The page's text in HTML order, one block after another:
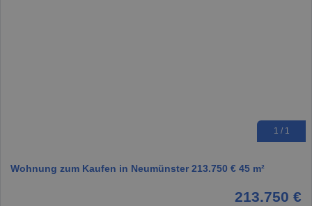
1 / 1
Wohnung zum Kaufen in Neumünster 213.750 € 45 m²
213.750 €